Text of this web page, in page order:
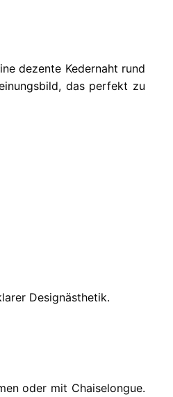
dezente Kedernaht rund
das perfekt zu
Designästhetik.
oder mit Chaiselongue.